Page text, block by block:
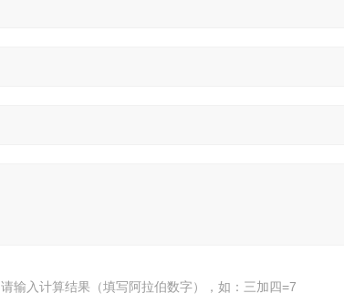
请输入计算结果（填写阿拉伯数字），如：三加四=7